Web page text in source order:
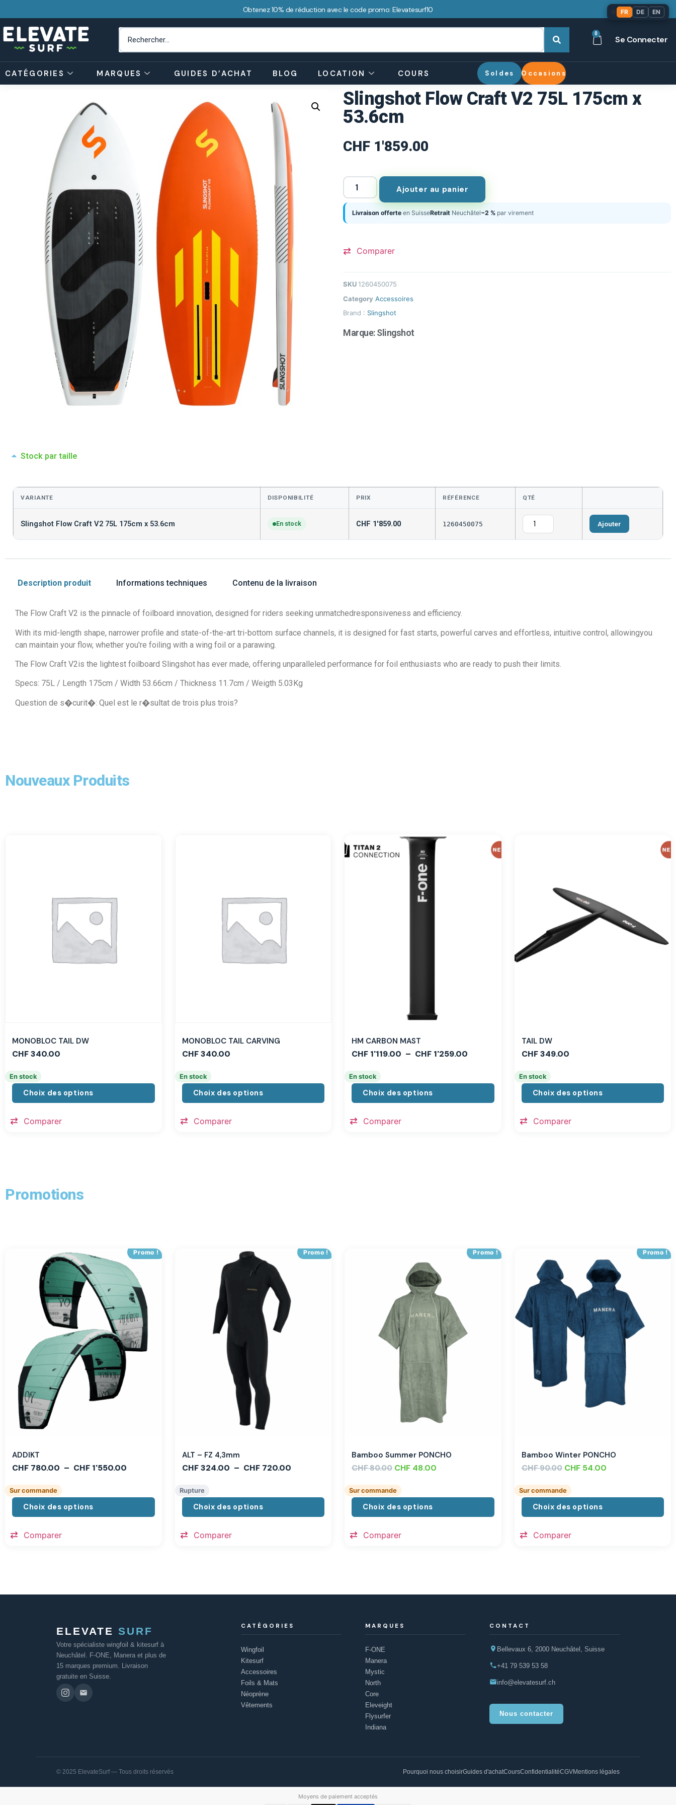
Obtenez 10% de réduction avec le code promo: Elevatesurf10
0
Se Connecter
CATÉGORIES MARQUES GUIDES D’ACHAT BLOG LOCATION COURS Soldes Occasions
Slingshot Flow Craft V2 75L 175cm x
53.6cm
CHF 1'859.00
Ajouter au panier
Livraison offerte en SuisseRetrait Neuchâtel−2 % par virement
Comparer
SKU 1260450075
Category Accessoires
Brand : Slingshot
Marque:Slingshot
Stock par taille
VARIANTE DISPONIBILITÉ PRIX RÉFÉRENCE QTÉ
Slingshot Flow Craft V2 75L 175cm x 53.6cm En stock CHF 1'859.00 1260450075 Ajouter
Description produit Informations techniques Contenu de la livraison
The Flow Craft V2 is the pinnacle of foilboard innovation, designed for riders seeking unmatchedresponsiveness and efficiency.
With its mid-length shape, narrower profile and state-of-the-art tri-bottom surface channels, it is designed for fast starts, powerful carves and effortless, intuitive control, allowingyou
can maintain your flow, whether you're foiling with a wing foil or a parawing.
The Flow Craft V2is the lightest foilboard Slingshot has ever made, offering unparalleled performance for foil enthusiasts who are ready to push their limits.
Specs: 75L / Length 175cm / Width 53.66cm / Thickness 11.7cm / Weigth 5.03Kg
Question de s�curit�: Quel est le r�sultat de trois plus trois?
Nouveaux Produits
MONOBLOC TAIL DW
CHF340.00
En stock
Choix des options
Comparer
MONOBLOC TAIL CARVING
CHF340.00
En stock
Choix des options
Comparer
HM CARBON MAST
CHF 1'119.00 – CHF 1'259.00
En stock
Choix des options
Comparer
TAIL DW
CHF349.00
En stock
Choix des options
Comparer
Promotions
Promo !
ADDIKT
CHF 780.00 – CHF 1'550.00
Sur commande
Choix des options
Comparer
Promo !
ALT – FZ 4,3mm
CHF324.00 – CHF720.00
Rupture
Choix des options
Comparer
Promo !
Bamboo Summer PONCHO
CHF80.00 CHF 48.00
Sur commande
Choix des options
Comparer
Promo !
Bamboo Winter PONCHO
CHF90.00 CHF54.00
Sur commande
Choix des options
Comparer
ELEVATE SURF
Votre spécialiste wingfoil & kitesurf à
Neuchâtel. F-ONE, Manera et plus de
15 marques premium. Livraison
gratuite en Suisse.
CATÉGORIES
Wingfoil
Kitesurf
Accessoires
Foils & Mats
Néoprène
Vêtements
MARQUES
F-ONE
Manera
Mystic
North
Core
Eleveight
Flysurfer
Indiana
CONTACT
Bellevaux 6, 2000 Neuchâtel, Suisse
+41 79 539 53 58
info@elevatesurf.ch
Nous contacter
© 2025 ElevateSurf — Tous droits réservés Pourquoi nous choisirGuides d'achatCoursConfidentialitéCGVMentions légales
Moyens de paiement acceptés
FR DE EN